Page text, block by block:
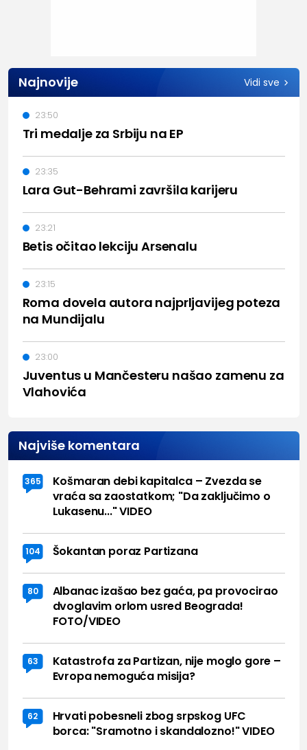
Najnovije Vidi sve
Tri medalje za Srbiju na EP
23:50
Lara Gut-Behrami završila karijeru
23:35
Betis očitao lekciju Arsenalu
23:21
Roma dovela autora najprljavijeg poteza
na Mundijalu
23:15
Juventus u Mančesteru našao zamenu za
Vlahovića
23:00
Najviše komentara
365
Košmaran debi kapitalca – Zvezda se
vraća sa zaostatkom; "Da zaključimo o
Lukasenu..." VIDEO
104 Šokantan poraz Partizana
80
Albanac izašao bez gaća, pa provocirao
dvoglavim orlom usred Beograda!
FOTO/VIDEO
63
Katastrofa za Partizan, nije moglo gore –
Evropa nemoguća misija?
62
Hrvati pobesneli zbog srpskog UFC
borca: "Sramotno i skandalozno!" VIDEO